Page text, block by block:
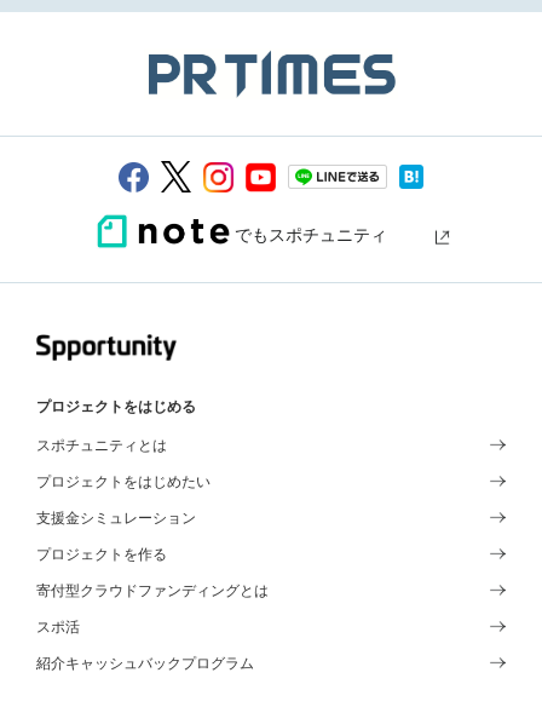
でもスポチュニティ
プロジェクトをはじめる
スポチュニティとは
プロジェクトをはじめたい
支援金シミュレーション
プロジェクトを作る
寄付型クラウドファンディングとは
スポ活
紹介キャッシュバックプログラム